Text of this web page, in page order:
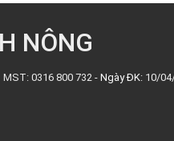
NÔNG
MST: 0316 800 732 - Ngày ĐK: 10/